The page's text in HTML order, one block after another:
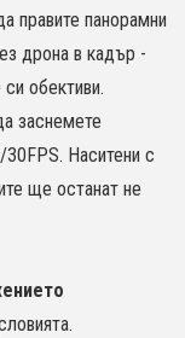
правите панорамни
дрона в кадър -
обективи.
заснемете
Наситени с
ще останат не